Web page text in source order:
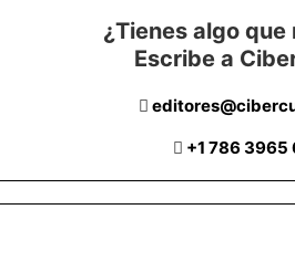
¿Tienes algo
Escribe a
+1 786 3965